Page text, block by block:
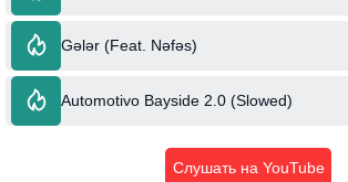
Gələr (Feat. Nəfəs)
Automotivo Bayside 2.0 (Slowed)
Слушать на YouTube